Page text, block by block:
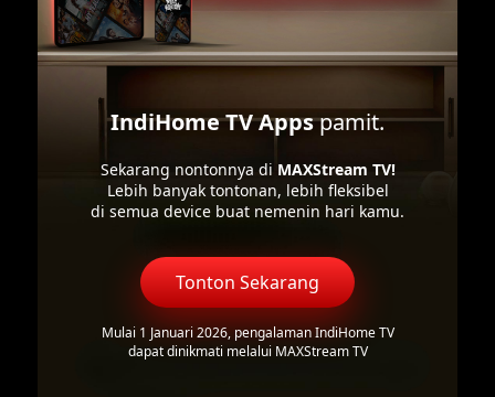
IndiHome TV Appspamit.
Sekarang nontonnya di MAXStream TV!
Lebih banyak tontonan, lebih fleksibel
di semua device buat nemenin hari kamu.
Tonton Sekarang
Mulai 1 Januari 2026, pengalaman IndiHome TV
dapat dinikmati melalui MAXStream TV